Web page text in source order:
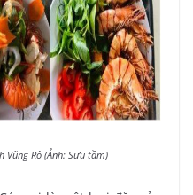
Rô (Ảnh: Sưu tầm)